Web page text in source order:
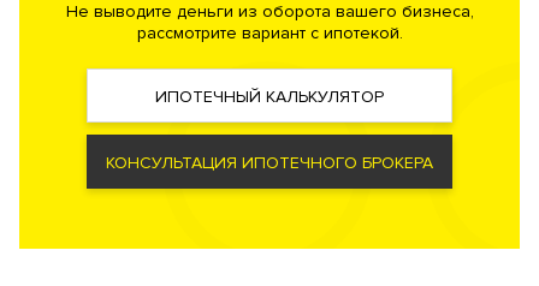
ЗАЯВКА НА ЮРИДИЧЕСКУЮ КОНСУЛЬТАЦИЮ
правообладания
Реализация по
Фонд Апартаменты
Не выводите деньги из оборота вашего бизнеса,
рассмотрите вариант с ипотекой.
ИПОТЕЧНЫЙ КАЛЬКУЛЯТОР
КОНСУЛЬТАЦИЯ ИПОТЕЧНОГО БРОКЕРА